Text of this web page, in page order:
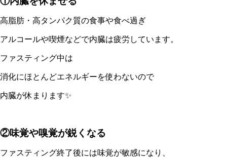
高脂肪・高タンパク質の食事や食べ過ぎ
アルコールや喫煙などで内臓は疲労しています。
ファスティング中は
消化にほとんどエネルギーを使わないので
内臓が休まります✨
②味覚や嗅覚が鋭くなる
ファスティング終了後には味覚が敏感になり、